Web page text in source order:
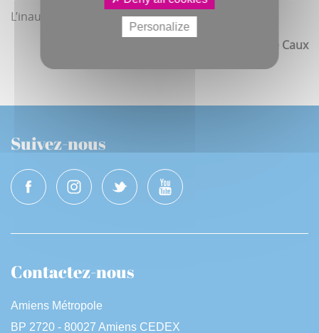
L’inauguration est prévue courant mai.
Antoine Caux
Suivez-nous
Contactez-nous
Amiens Métropole
BP 2720 - 80027 Amiens CEDEX
Personalize